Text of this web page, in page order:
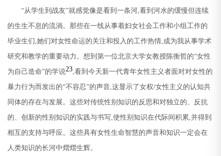
“从学生到战友”就感觉像是看到一条河,看到河水的缓慢但连续
的生生不息的流淌。那些在一线从事着妇女社会工作和小组工作的
毕业生们 ,她们对女性命运的关注和投入的工作热情,成为我从事学术
研究和教学的重要动力。想到第一位北京大学女教授陈衡哲的“女性
为自己造命”的学说23,看到今天新一代青年女性主义者面对对女性的
暴力行为而发出的“不容忍”的声音,这显示了女权/女性主义的认知共
同体的存在与发展。这些对传统性别知识的反思和对独立的、反抗
的、创新的性别知识的实践与书写,使性别知识在代际间积累,并得到
相互的支持与呼应。这些具有女性生命智慧的声音和知识一定会在
人类知识的长河中熠熠生辉。